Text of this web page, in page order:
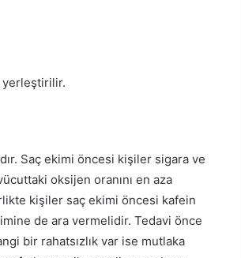
yerleştirilir.
Saç ekimi öncesi kişiler sigara ve
oksijen oranını en aza
kişiler saç ekimi öncesi kafein
de ara vermelidir. Tedavi önce
bir rahatsızlık var ise mutlaka